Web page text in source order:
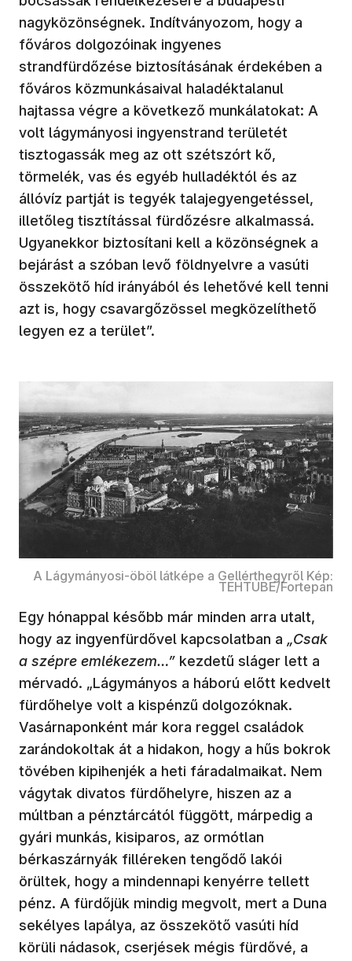
nagyközönségnek. Indítványozom, hogy a
főváros dolgozóinak ingyenes
strandfürdőzése biztosításának érdekében a
főváros közmunkásaival haladéktalanul
hajtassa végre a következő munkálatokat: A
volt lágymányosi ingyenstrand területét
tisztogassák meg az ott szétszórt kő,
törmelék, vas és egyéb hulladéktól és az
állóvíz partját is tegyék talajegyengetéssel,
illetőleg tisztítással fürdőzésre alkalmassá.
Ugyanekkor biztosítani kell a közönségnek a
bejárást a szóban levő földnyelvre a vasúti
összekötő híd irányából és lehetővé kell tenni
azt is, hogy csavargőzössel megközelíthető
legyen ez a terület”.
A Lágymányosi-öböl látképe a Gellérthegyről Kép:
TEHTUBE/Fortepan
Egy hónappal később már minden arra utalt,
hogy az ingyenfürdővel kapcsolatban a „Csak
a szépre emlékezem…” kezdetű sláger lett a
mérvadó. „Lágymányos a háború előtt kedvelt
fürdőhelye volt a kispénzű dolgozóknak.
Vasárnaponként már kora reggel családok
zarándokoltak át a hidakon, hogy a hűs bokrok
tövében kipihenjék a heti fáradalmaikat. Nem
vágytak divatos fürdőhelyre, hiszen az a
múltban a pénztárcától függött, márpedig a
gyári munkás, kisiparos, az ormótlan
bérkaszárnyák filléreken tengődő lakói
örültek, hogy a mindennapi kenyérre tellett
pénz. A fürdőjük mindig megvolt, mert a Duna
sekélyes lapálya, az összekötő vasúti híd
körüli nádasok, cserjések mégis fürdővé, a